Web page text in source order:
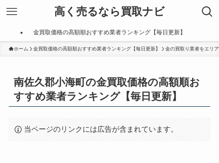
高く売るなら買取ナビ
金買取価格の高額順おすすめ業者ランキング【毎日更新】
ホーム 金買取価格の高額順おすすめ業者ランキング【毎日更新】 金の買取り業者をエリ
南佐久郡小海町の金買取価格の高額順お
すすめ業者ランキング【毎日更新】
当ページのリンクには広告が含まれています。